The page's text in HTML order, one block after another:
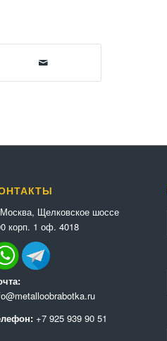
Щелковское шоссе
корп. 1 оф. 4018
+7 925 939 90 51